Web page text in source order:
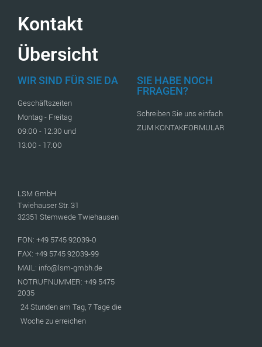
Kontakt
Übersicht
WIR SIND FÜR SIE DA
Geschäftszeiten
Montag - Freitag
09:00 - 12:30 und
13:00 - 17:00
LSM GmbH
Twiehauser Str. 31
32351 Stemwede Twiehausen
FON: +49 5745 92039-0
FAX: +49 5745 92039-99
MAIL: info@lsm-gmbh.de
NOTRUFNUMMER: +49 5475
2035
24 Stunden am Tag, 7 Tage die
Woche zu erreichen
SIE HABE NOCH
FRRAGEN?
Schreiben Sie uns einfach
ZUM KONTAKFORMULAR